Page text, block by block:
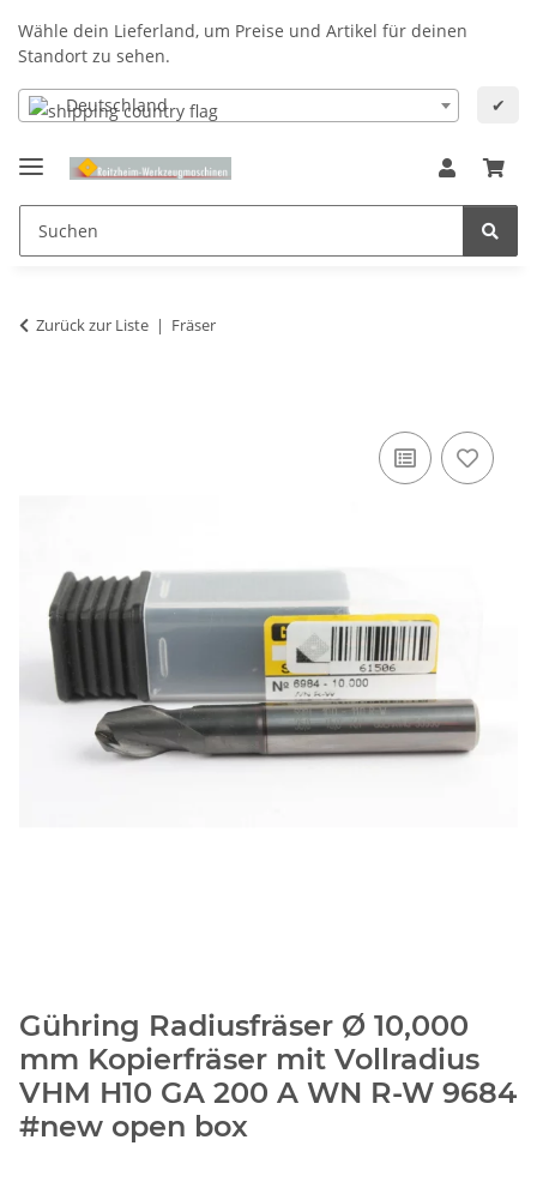
Wähle dein Lieferland, um Preise und Artikel für deinen
Standort zu sehen.
Deutschland ✔
Zurück zur Liste Fräser
Gühring Radiusfräser Ø 10,000
mm Kopierfräser mit Vollradius
VHM H10 GA 200 A WN R-W 9684
#new open box